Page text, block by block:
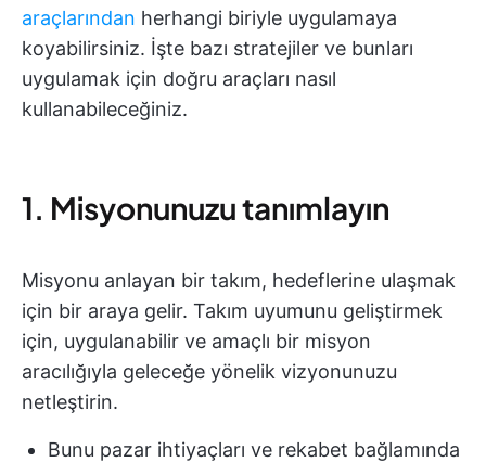
araçlarından herhangi biriyle uygulamaya
koyabilirsiniz. İşte bazı stratejiler ve bunları
uygulamak için doğru araçları nasıl
kullanabileceğiniz.
1. Misyonunuzu tanımlayın
Misyonu anlayan bir takım, hedeflerine ulaşmak
için bir araya gelir. Takım uyumunu geliştirmek
için, uygulanabilir ve amaçlı bir misyon
aracılığıyla geleceğe yönelik vizyonunuzu
netleştirin.
Bunu pazar ihtiyaçları ve rekabet bağlamında